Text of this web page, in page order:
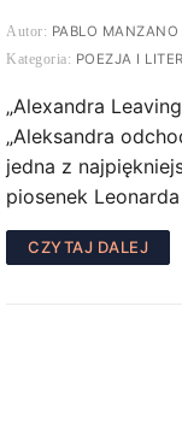
PABLO MANZANO
POEZJA I
„Alexandra
„Aleksandra
jedna z
piosenek
CZYTAJ DALEJ